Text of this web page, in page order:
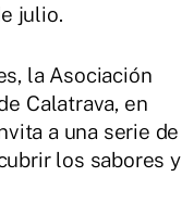
julio.
la Asociación
Calatrava, en
a una serie de
los sabores y